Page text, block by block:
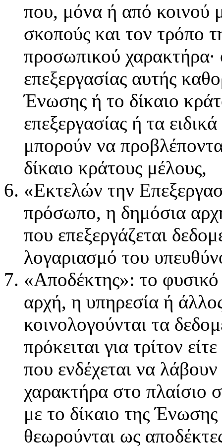
που, μόνα ή από κοινού
σκοπούς και τον τρόπο
προσωπικού χαρακτήρα·
επεξεργασίας αυτής
Ένωσης ή το δίκαιο
επεξεργασίας ή τα
μπορούν να
δίκαιο κράτους μέλους,
«Εκτελών την
πρόσωπο, η δημόσια
που επεξεργάζεται
λογαριασμό του
«Αποδέκτης»: το
αρχή, η υπηρεσία ή
κοινολογούνται τα
πρόκειται για τρίτον
που ενδέχεται να
χαρακτήρα στο πλαίσιο
με το δίκαιο της
θεωρούνται ως